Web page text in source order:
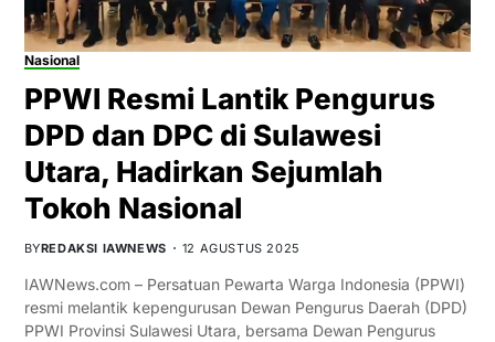
Nasional
PPWI Resmi Lantik Pengurus
DPD dan DPC di Sulawesi
Utara, Hadirkan Sejumlah
Tokoh Nasional
BYREDAKSI IAWNEWS 12 AGUSTUS 2025
IAWNews.com – Persatuan Pewarta Warga Indonesia (PPWI)
resmi melantik kepengurusan Dewan Pengurus Daerah (DPD)
PPWI Provinsi Sulawesi Utara, bersama Dewan Pengurus